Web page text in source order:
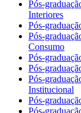
Pós-
Interiores
Pós-
Pós-
Consumo
Pós-
Pós-
Pós-
Institucional
Pós-